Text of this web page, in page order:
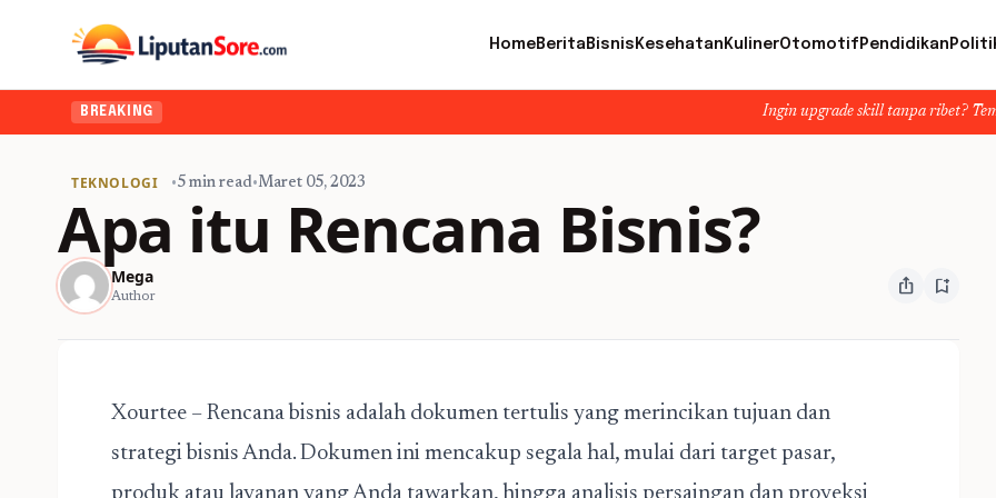
HomeBerita Bisnis Kesehatan KulinerOtomotif Pendidikan
BREAKING Ingin upgrade skill tanpa ribet? Temukan kelas
TEKNOLOGI •5 min read•Maret 05, 2023
Apa itu Rencana Bisnis?
Mega
Author ios_share bookmark_add
Xourtee – Rencana bisnis adalah dokumen tertulis yang merincikan tujuan dan
strategi bisnis Anda. Dokumen ini mencakup segala hal, mulai dari target pasar,
produk atau layanan yang Anda tawarkan, hingga analisis persaingan dan proyeksi